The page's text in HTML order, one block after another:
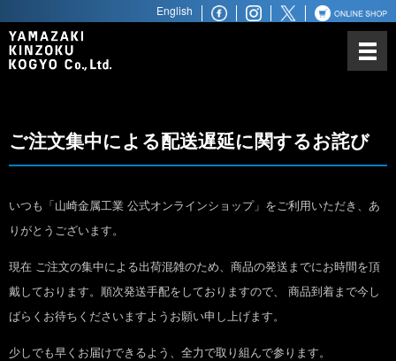
山崎金属工業について
世界最高水準の品質
ステンレス鋼材
English
ご注文集中による配送遅延に関するお詫び
いつも「山崎金属工業 公式オンラインショップ」をご利用いただき、あ
りがとうございます。
現在 ご注文の集中による出荷混雑のため、商品の発送までにお時間を頂
戴しております。順次発送手配をしておりますので、 商品到着まで今し
ばらくお待ちくださいますようお願い申し上げます。
少しでも早くお届けできるよう、全力で取り組んで参ります。